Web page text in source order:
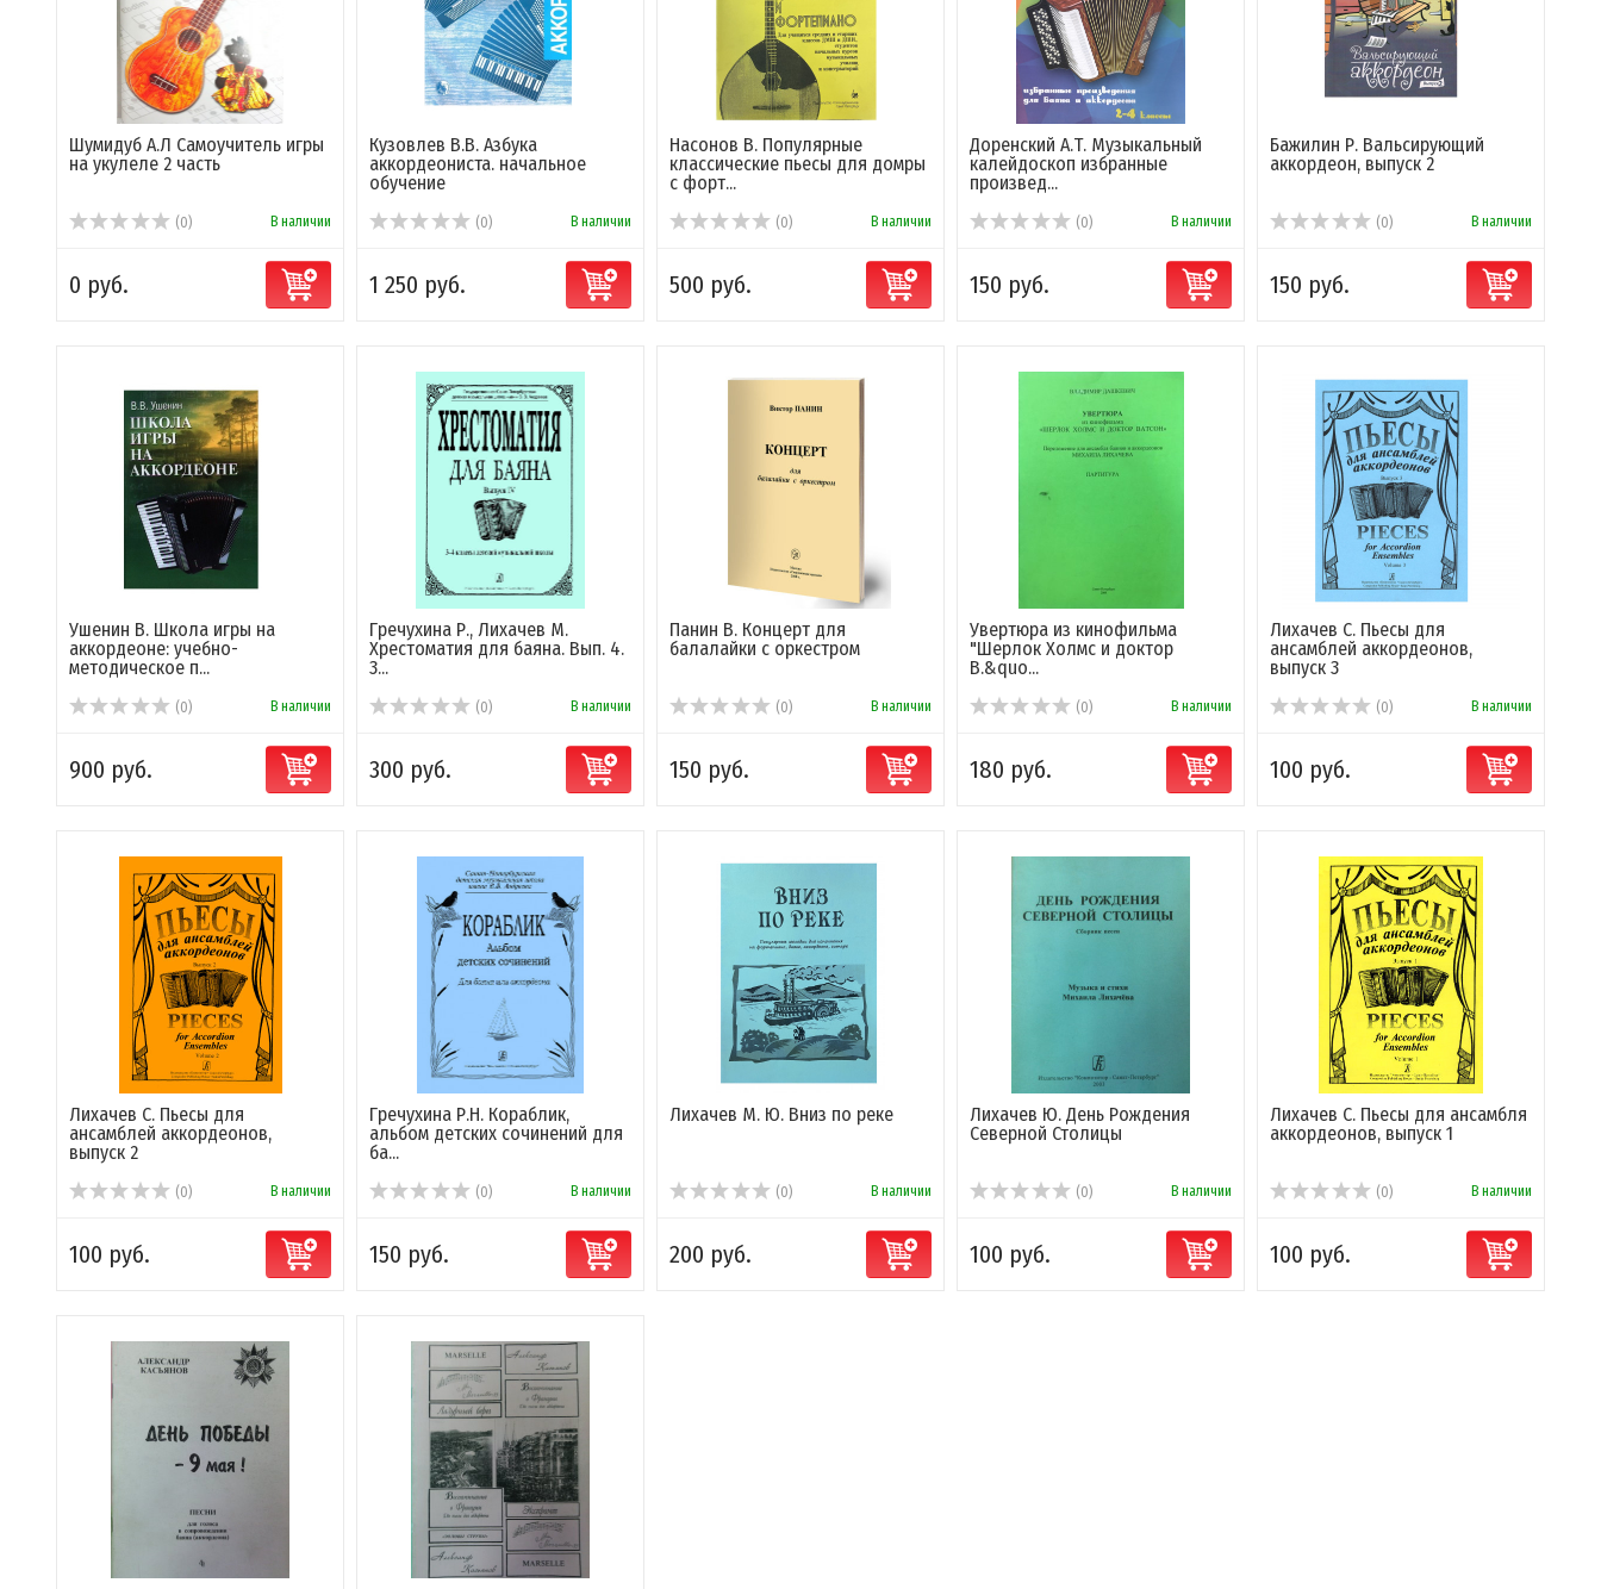
Шумидуб А.Л Самоучитель игры
на укулеле 2 часть
(0) В наличии
0 руб.
Кузовлев В.В. Азбука
аккордеониста. начальное
обучение
(0) В наличии
1 250 руб.
Насонов В. Популярные
классические пьесы для домры
с форт...
(0) В наличии
500 руб.
Доренский А.Т. Музыкальный
калейдоскоп избранные
произвед...
(0) В наличии
150 руб.
Бажилин Р. Вальсирующий
аккордеон, выпуск 2
(0) В наличии
150 руб.
Ушенин В. Школа игры на
аккордеоне: учебно-
методическое п...
(0) В наличии
900 руб.
Гречухина Р., Лихачев М.
Хрестоматия для баяна. Вып. 4.
3...
(0) В наличии
300 руб.
Панин В. Концерт для
балалайки с оркестром
(0) В наличии
150 руб.
Увертюра из кинофильма
"Шерлок Холмс и доктор
В.&quo...
(0) В наличии
180 руб.
Лихачев С. Пьесы для
ансамблей аккордеонов,
выпуск 3
(0) В наличии
100 руб.
Лихачев С. Пьесы для
ансамблей аккордеонов,
выпуск 2
(0) В наличии
100 руб.
Гречухина Р.Н. Кораблик,
альбом детских сочинений для
ба...
(0) В наличии
150 руб.
Лихачев М. Ю. Вниз по реке
(0) В наличии
200 руб.
Лихачев Ю. День Рождения
Северной Столицы
(0) В наличии
100 руб.
Лихачев С. Пьесы для ансамбля
аккордеонов, выпуск 1
(0) В наличии
100 руб.